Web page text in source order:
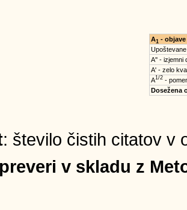
A1 - objave
A'' - izjemni
A' - zelo
A1/2 -
Dosežena
: število čistih citatov v
v skladu z